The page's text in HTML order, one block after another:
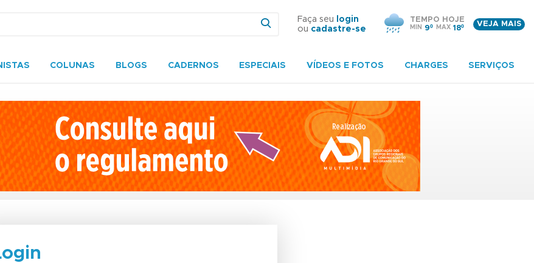
Faça seu
login
ou cadastre-se
TEMPO HOJE
MIN 9º MAX 18º
VEJA MAIS
COLUNAS BLOGS CADERNOS ESPECIAIS VÍDEOS E FOTOS CHARGES SERVIÇOS